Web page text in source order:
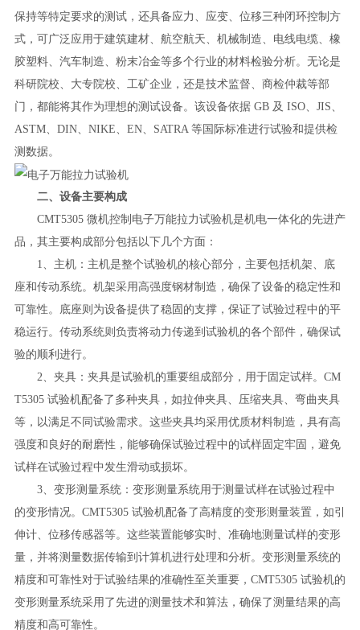
保持等特定要求的测试，还具备应力、应变、位移三种闭环控制方
式，可广泛应用于建筑建材、航空航天、机械制造、电线电缆、橡
胶塑料、汽车制造、粉末冶金等多个行业的材料检验分析。无论是
科研院校、大专院校、工矿企业，还是技术监督、商检仲裁等部
门，都能将其作为理想的测试设备。该设备依据 GB 及 ISO、JIS、
ASTM、DIN、NIKE、EN、SATRA 等国际标准进行试验和提供检
测数据。
二、设备主要构成
CMT5305 微机控制电子万能拉力试验机是机电一体化的先进产
品，其主要构成部分包括以下几个方面：
1、主机：主机是整个试验机的核心部分，主要包括机架、底
座和传动系统。机架采用高强度钢材制造，确保了设备的稳定性和
可靠性。底座则为设备提供了稳固的支撑，保证了试验过程中的平
稳运行。传动系统则负责将动力传递到试验机的各个部件，确保试
验的顺利进行。
2、夹具：夹具是试验机的重要组成部分，用于固定试样。CM
T5305 试验机配备了多种夹具，如拉伸夹具、压缩夹具、弯曲夹具
等，以满足不同试验需求。这些夹具均采用优质材料制造，具有高
强度和良好的耐磨性，能够确保试验过程中的试样固定牢固，避免
试样在试验过程中发生滑动或损坏。
3、变形测量系统：变形测量系统用于测量试样在试验过程中
的变形情况。CMT5305 试验机配备了高精度的变形测量装置，如引
伸计、位移传感器等。这些装置能够实时、准确地测量试样的变形
量，并将测量数据传输到计算机进行处理和分析。变形测量系统的
精度和可靠性对于试验结果的准确性至关重要，CMT5305 试验机的
变形测量系统采用了先进的测量技术和算法，确保了测量结果的高
精度和高可靠性。